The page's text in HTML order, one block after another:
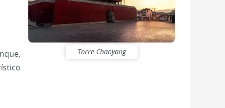
Torre Chaoyang